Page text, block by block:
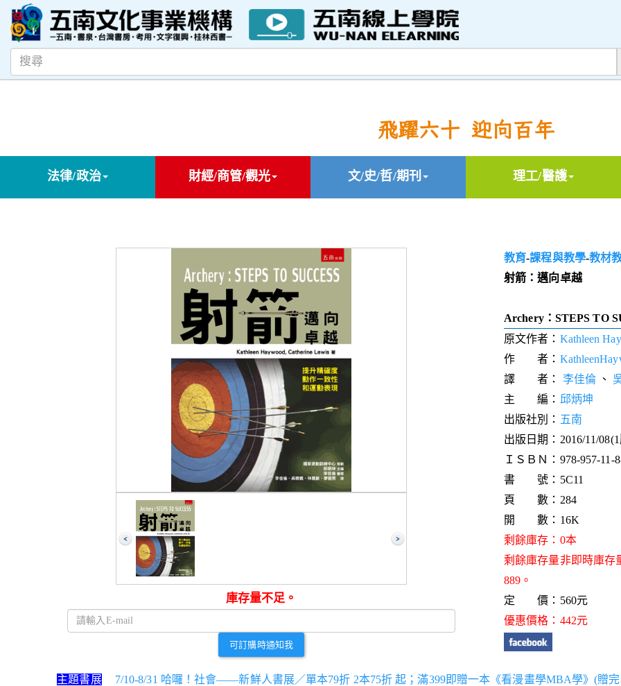
飛躍六十 迎向百年
法律/政治 財經/商管/觀光 文/史/哲/期刊 理工/醫護
庫存量不足。
可訂購時通知我
教育-課程與教學-教材
射箭：邁向卓越
Archery：STEPS TO
原文作者： Kathleen
作 者：
譯 者： 李佳倫、
主 編： 邱炳坤
出版社別： 五南
出版日期：2016/11/
ＩＳＢＮ：978-957-11-
書 號：5C11
頁 數：284
開 數：16K
剩餘庫存：0本
剩餘庫存量非即時庫存
889。
定 價：560元
優惠價格：442元
主題書展
7/10-8/31 哈囉！社會——新鮮人書展／單本79折 2本75折 起；滿399即贈一本《看漫畫學MBA學》(贈